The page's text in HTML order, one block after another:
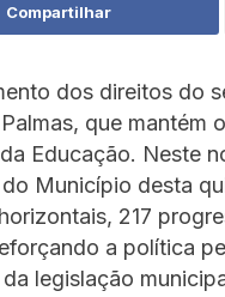
Compartilhar
dos direitos do
que
Educação. Neste
Município desta
217
a política
legislação